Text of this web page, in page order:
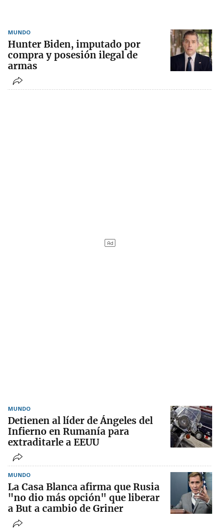
MUNDO
Hunter Biden, imputado por
compra y posesión ilegal de
armas
MUNDO
Detienen al líder de Ángeles del
Infierno en Rumanía para
extraditarle a EEUU
MUNDO
La Casa Blanca afirma que Rusia
"no dio más opción" que liberar
a But a cambio de Griner